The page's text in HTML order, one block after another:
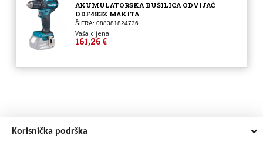
AKUMULATORSKA BUŠILICA ODVIJAČ
DDF483Z MAKITA
ŠIFRA: 088381824736
Vaša cijena:
161,26 €
Korisnička podrška